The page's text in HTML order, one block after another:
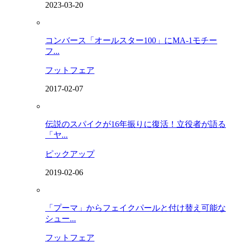
2023-03-20
コンバース「オールスター100」にMA-1モチー
フ...
フットフェア
2017-02-07
伝説のスパイクが16年振りに復活！立役者が語る
「ヤ...
ピックアップ
2019-02-06
「プーマ」からフェイクパールと付け替え可能な
シュー...
フットフェア